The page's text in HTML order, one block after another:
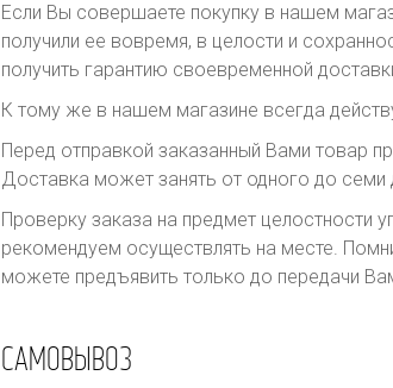
Если Вы совершаете покупку в нашем
получили ее вовремя, в целости и
получить гарантию своевременной
К тому же в нашем магазине всегда
Перед отправкой заказанный Вами товар
Доставка может занять от одного до семи
Проверку заказа на предмет целостности
рекомендуем осуществлять на месте.
можете предъявить только до передачи
САМОВЫВОЗ